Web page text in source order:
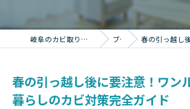
岐阜のカビ取りならカビバスターズ岐阜 ブログ 春の引っ越し後に要注意！ワン
春の引っ越し後に要注意！ワン
暮らしのカビ対策完全ガイド